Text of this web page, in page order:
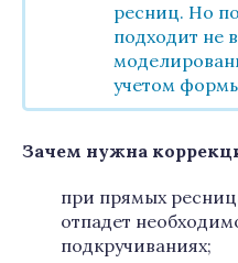
ресниц. Но
подходит не
учетом
Зачем нужна
при прямых
отпадет
подкручиваниях;